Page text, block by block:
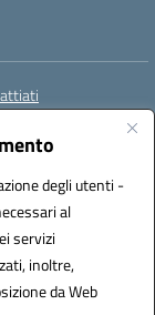
degli utenti -
al
servizi
inoltre,
da Web